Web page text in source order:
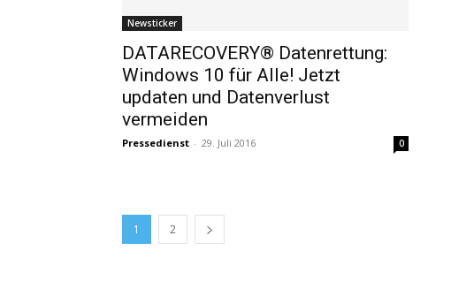
Newsticker
DATARECOVERY® Datenrettung:
Windows 10 für Alle! Jetzt
updaten und Datenverlust
vermeiden
Pressedienst - 29. Juli 2016 0
1 2